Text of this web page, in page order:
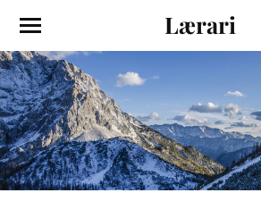
Lærari